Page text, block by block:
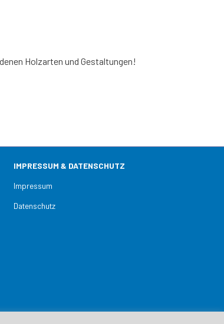
Holzarten und Gestaltungen!
IMPRESSUM & DATENSCHUTZ
Impressum
Datenschutz